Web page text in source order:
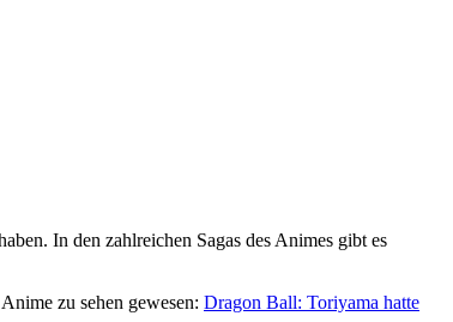
In den zahlreichen Sagas des Animes gibt es
zu sehen gewesen: Dragon Ball: Toriyama hatte